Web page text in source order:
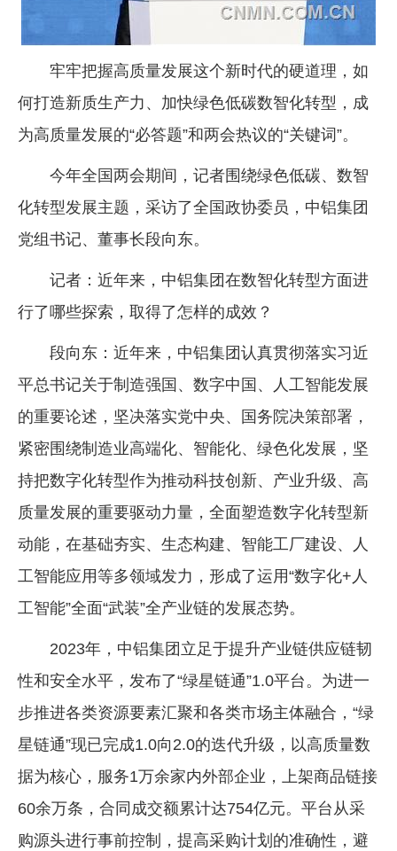
牢牢把握高质量发展这个新时代的硬道理，如
何打造新质生产力、加快绿色低碳数智化转型，成
为高质量发展的“必答题”和两会热议的“关键词”。
今年全国两会期间，记者围绕绿色低碳、数智
化转型发展主题，采访了全国政协委员，中铝集团
党组书记、董事长段向东。
记者：近年来，中铝集团在数智化转型方面进
行了哪些探索，取得了怎样的成效？
段向东：近年来，中铝集团认真贯彻落实习近
平总书记关于制造强国、数字中国、人工智能发展
的重要论述，坚决落实党中央、国务院决策部署，
紧密围绕制造业高端化、智能化、绿色化发展，坚
持把数字化转型作为推动科技创新、产业升级、高
质量发展的重要驱动力量，全面塑造数字化转型新
动能，在基础夯实、生态构建、智能工厂建设、人
工智能应用等多领域发力，形成了运用“数字化+人
工智能”全面“武装”全产业链的发展态势。
2023年，中铝集团立足于提升产业链供应链韧
性和安全水平，发布了“绿星链通”1.0平台。为进一
步推进各类资源要素汇聚和各类市场主体融合，“绿
星链通”现已完成1.0向2.0的迭代升级，以高质量数
据为核心，服务1万余家内外部企业，上架商品链接
60余万条，合同成交额累计达754亿元。平台从采
购源头进行事前控制，提高采购计划的准确性，避